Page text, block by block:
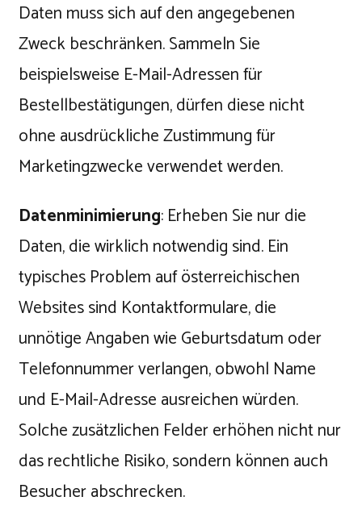
Daten muss sich auf den angegebenen
Zweck beschränken. Sammeln Sie
beispielsweise E-Mail-Adressen für
Bestellbestätigungen, dürfen diese nicht
ohne ausdrückliche Zustimmung für
Marketingzwecke verwendet werden.
Datenminimierung: Erheben Sie nur die
Daten, die wirklich notwendig sind. Ein
typisches Problem auf österreichischen
Websites sind Kontaktformulare, die
unnötige Angaben wie Geburtsdatum oder
Telefonnummer verlangen, obwohl Name
und E-Mail-Adresse ausreichen würden.
Solche zusätzlichen Felder erhöhen nicht nur
das rechtliche Risiko, sondern können auch
Besucher abschrecken.